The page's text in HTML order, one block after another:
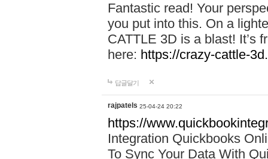
Fantastic read! Your
you put into this. On a
CATTLE 3D is a blast! It’s
here: https://crazy-cattle-
답글달기
rajpatels 25-04-24 20:22
https://
Integration Quickbooks
To Sync Your Data With